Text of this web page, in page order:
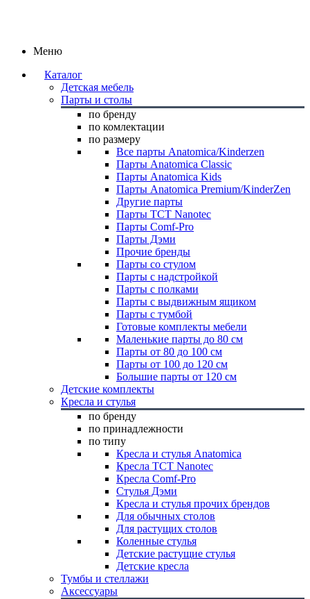
Меню
Каталог
Детская мебель
Парты и столы
по бренду
по комлектации
по размеру
Все парты Anatomica/Kinderzen
Парты Anatomica Classic
Парты Anatomica Kids
Парты Anatomica Premium/KinderZen
Другие парты
Парты TCT Nanotec
Парты Comf-Pro
Парты Дэми
Прочие бренды
Парты со стулом
Парты с надстройкой
Парты с полками
Парты с выдвижным ящиком
Парты с тумбой
Готовые комплекты мебели
Маленькие парты до 80 см
Парты от 80 до 100 см
Парты от 100 до 120 см
Большие парты от 120 см
Детские комплекты
Кресла и стулья
по бренду
по принадлежности
по типу
Кресла и стулья Anatomica
Кресла TCT Nanotec
Кресла Comf-Pro
Стулья Дэми
Кресла и стулья прочих брендов
Для обычных столов
Для растущих столов
Коленные стулья
Детские растущие стулья
Детские кресла
Тумбы и стеллажи
Аксессуары